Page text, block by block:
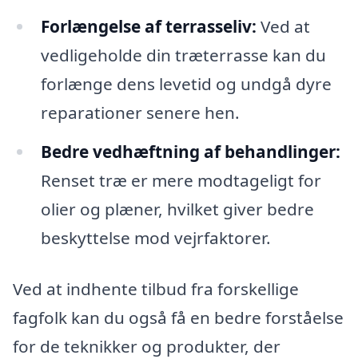
Forlængelse af terrasseliv: Ved at
vedligeholde din træterrasse kan du
forlænge dens levetid og undgå dyre
reparationer senere hen.
Bedre vedhæftning af behandlinger:
Renset træ er mere modtageligt for
olier og plæner, hvilket giver bedre
beskyttelse mod vejrfaktorer.
Ved at indhente tilbud fra forskellige
fagfolk kan du også få en bedre forståelse
for de teknikker og produkter, der